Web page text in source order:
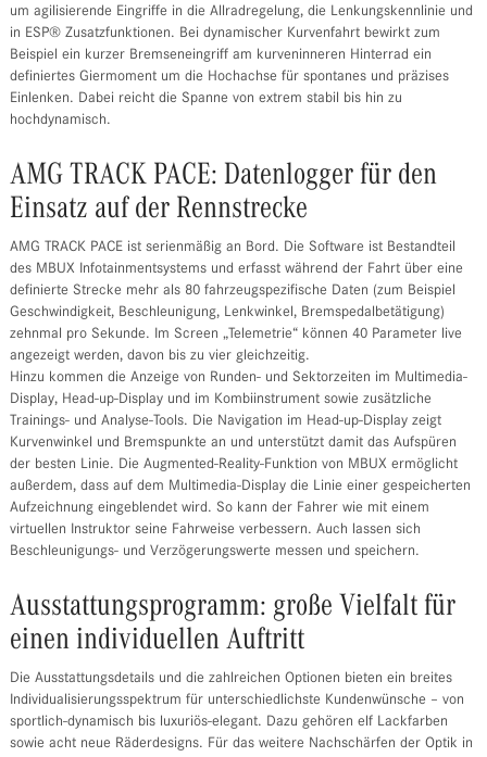
um agilisierende Eingriffe in die Allradregelung, die Lenkungskennlinie und
in ESP® Zusatzfunktionen. Bei dynamischer Kurvenfahrt bewirkt zum
Beispiel ein kurzer Bremseneingriff am kurveninneren Hinterrad ein
definiertes Giermoment um die Hochachse für spontanes und präzises
Einlenken. Dabei reicht die Spanne von extrem stabil bis hin zu
hochdynamisch.
AMG TRACK PACE: Datenlogger für den
Einsatz auf der Rennstrecke
AMG TRACK PACE ist serienmäßig an Bord. Die Software ist Bestandteil
des MBUX Infotainmentsystems und erfasst während der Fahrt über eine
definierte Strecke mehr als 80 fahrzeugspezifische Daten (zum Beispiel
Geschwindigkeit, Beschleunigung, Lenkwinkel, Bremspedalbetätigung)
zehnmal pro Sekunde. Im Screen „Telemetrie“ können 40 Parameter live
angezeigt werden, davon bis zu vier gleichzeitig.
Hinzu kommen die Anzeige von Runden- und Sektorzeiten im Multimedia-
Display, Head-up-Display und im Kombiinstrument sowie zusätzliche
Trainings- und Analyse-Tools. Die Navigation im Head-up-Display zeigt
Kurvenwinkel und Bremspunkte an und unterstützt damit das Aufspüren
der besten Linie. Die Augmented-Reality-Funktion von MBUX ermöglicht
außerdem, dass auf dem Multimedia-Display die Linie einer gespeicherten
Aufzeichnung eingeblendet wird. So kann der Fahrer wie mit einem
virtuellen Instruktor seine Fahrweise verbessern. Auch lassen sich
Beschleunigungs- und Verzögerungswerte messen und speichern.
Ausstattungsprogramm: große Vielfalt für
einen individuellen Auftritt
Die Ausstattungsdetails und die zahlreichen Optionen bieten ein breites
Individualisierungsspektrum für unterschiedlichste Kundenwünsche – von
sportlich-dynamisch bis luxuriös-elegant. Dazu gehören elf Lackfarben
sowie acht neue Räderdesigns. Für das weitere Nachschärfen der Optik in